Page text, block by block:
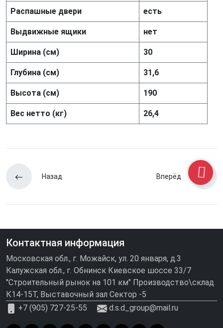
Распашные двери есть
Выдвижные ящики нет
Ширина (см) 30
Глубина (см) 31,6
Высота (см) 190
Вес нетто (кг) 26,4
Назад Вперёд
Контактная информация
Московская обл., г. Можайск, ул. 20 января, д.3
Калужская обл., г. Обнинск Киевское шоссе 33/7
"Строительный рынок на 101 км" Производство\склад
К14-15Т, Выставочный зал Сектор -5
+7 (905) 727-25-55
d.s.d_group@mail.ru